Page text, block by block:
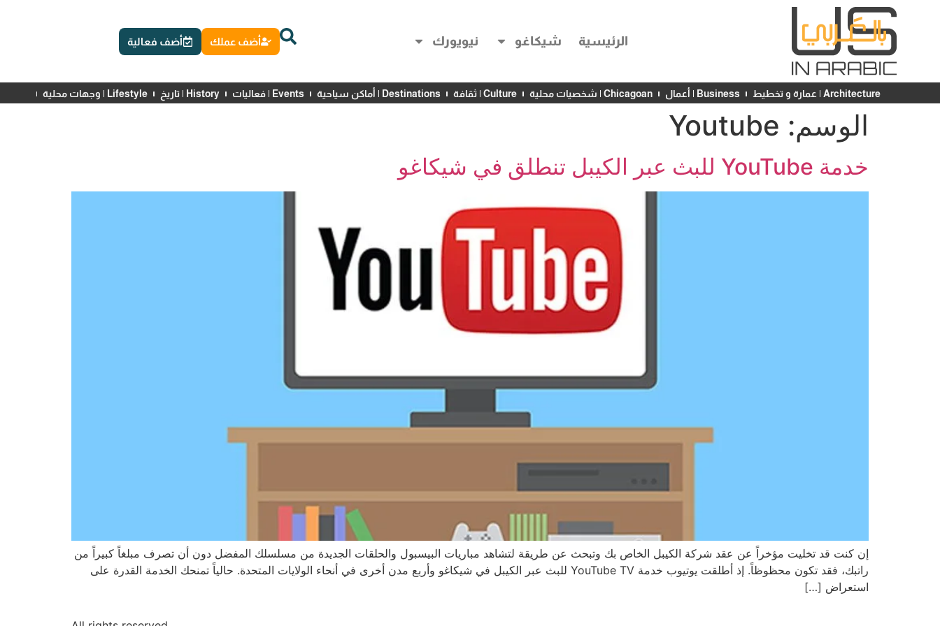
الرئيسية شيكاغو نيويورك أضف عملك أضف فعالية
Architecture | عمارة و تخطيط Business | أعمال Chicagoan | شخصيات محلية Culture | ثقافة Destinations | أماكن سياحية Events | فعاليات History | تاريخ Lifestyle | وجهات محلية
الوسم: Youtube
خدمة YouTube للبث عبر الكيبل تنطلق في شيكاغو
إن كنت قد تخليت مؤخراً عن عقد شركة الكيبل الخاص بك وتبحث عن طريقة لتشاهد مباريات البيسبول والحلقات الجديدة من مسلسلك المفضل دون أن تصرف مبلغاً كبيراً من
راتبك، فقد تكون محظوظاً. إذ أطلقت يوتيوب خدمة YouTube TV للبث عبر الكيبل في شيكاغو وأربع مدن أخرى في أنحاء الولايات المتحدة. حالياً تمنحك الخدمة القدرة على
استعراض […]